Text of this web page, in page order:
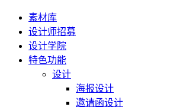
素材库
设计师招募
设计学院
特色功能
设计
海报设计
邀请函设计